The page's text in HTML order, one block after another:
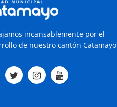
incansablemente por el
de nuestro cantón Catamayo